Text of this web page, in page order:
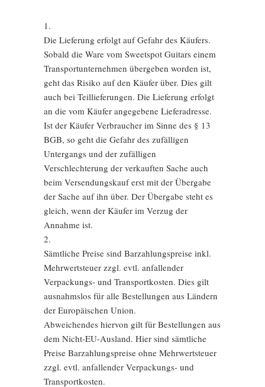
1.
Die Lieferung erfolgt auf Gefahr des Käufers.
Sobald die Ware vom Sweetspot Guitars einem
Transportunternehmen übergeben worden ist,
geht das Risiko auf den Käufer über. Dies gilt
auch bei Teillieferungen. Die Lieferung erfolgt
an die vom Käufer angegebene Lieferadresse.
Ist der Käufer Verbraucher im Sinne des § 13
BGB, so geht die Gefahr des zufälligen
Untergangs und der zufälligen
Verschlechterung der verkauften Sache auch
beim Versendungskauf erst mit der Übergabe
der Sache auf ihn über. Der Übergabe steht es
gleich, wenn der Käufer im Verzug der
Annahme ist.
2.
Sämtliche Preise sind Barzahlungspreise inkl.
Mehrwertsteuer zzgl. evtl. anfallender
Verpackungs- und Transportkosten. Dies gilt
ausnahmslos für alle Bestellungen aus Ländern
der Europäischen Union.
Abweichendes hiervon gilt für Bestellungen aus
dem Nicht-EU-Ausland. Hier sind sämtliche
Preise Barzahlungspreise ohne Mehrwertsteuer
zzgl. evtl. anfallender Verpackungs- und
Transportkosten.